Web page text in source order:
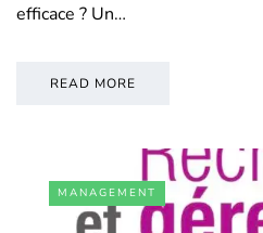
efficace ? Un…
READ MORE
MANAGEMENT